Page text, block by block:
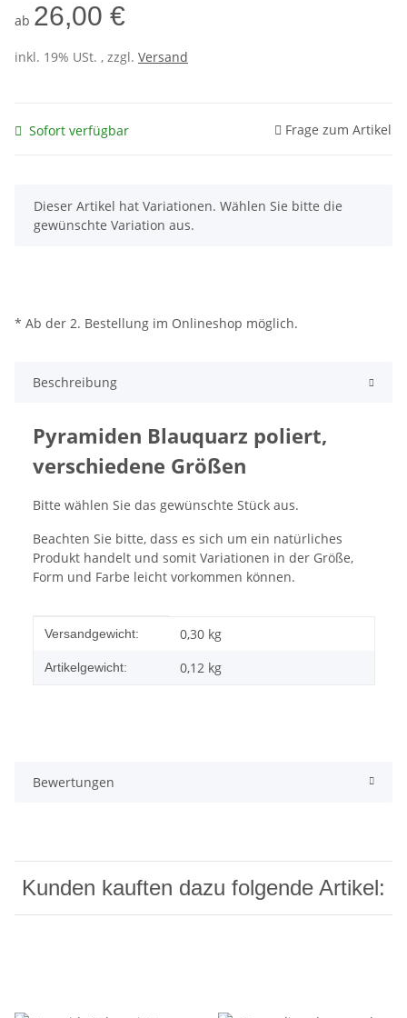
ab 26,00 €
inkl. 19% USt. , zzgl. Versand
Sofort verfügbar Frage zum Artikel
x
Dieser Artikel hat Variationen. Wählen Sie bitte die
gewünschte Variation aus.
* Ab der 2. Bestellung im Onlineshop möglich.
Beschreibung
Pyramiden Blauquarz poliert,
verschiedene Größen
Bitte wählen Sie das gewünschte Stück aus.
Beachten Sie bitte, dass es sich um ein natürliches
Produkt handelt und somit Variationen in der Größe,
Form und Farbe leicht vorkommen können.
Produkteigenschaft
Wert
Versandgewicht: 0,30 kg
Artikelgewicht: 0,12 kg
Bewertungen
Kunden kauften dazu folgende Artikel: